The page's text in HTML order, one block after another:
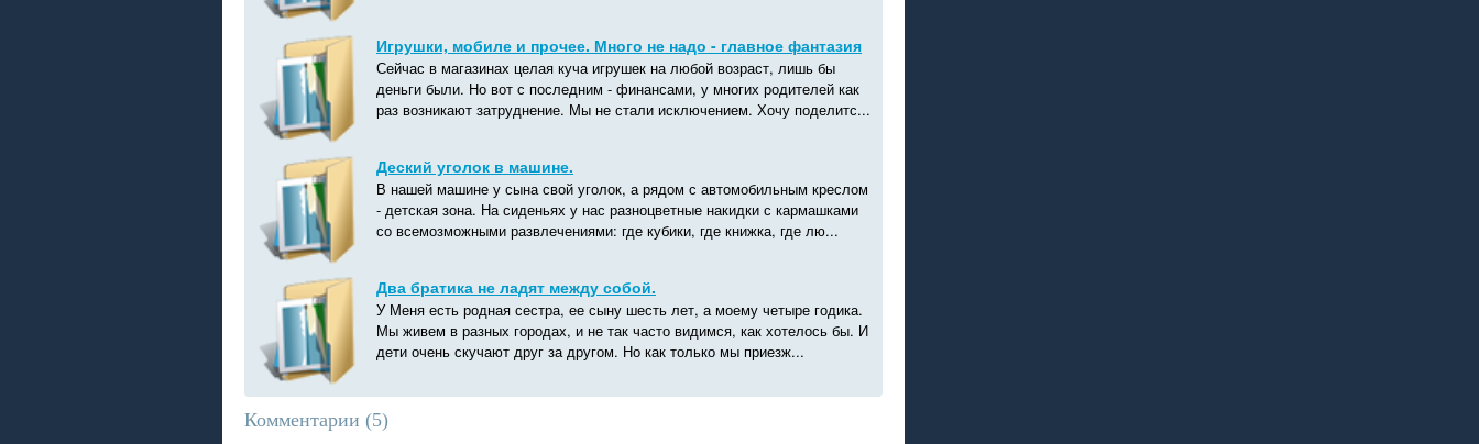
Игрушки, мобиле и прочее. Много не надо - главное фантазия
Сейчас в магазинах целая куча игрушек на любой возраст, лишь бы
деньги были. Но вот с последним - финансами, у многих родителей как
раз возникают затруднение. Мы не стали исключением. Хочу поделитс...
Деский уголок в машине.
В нашей машине у сына свой уголок, а рядом с автомобильным креслом
- детская зона. На сиденьях у нас разноцветные накидки с кармашками
со всемозможными развлечениями: где кубики, где книжка, где лю...
Два братика не ладят между собой.
У Меня есть родная сестра, ее сыну шесть лет, а моему четыре годика.
Мы живем в разных городах, и не так часто видимся, как хотелось бы. И
дети очень скучают друг за другом. Но как только мы приезж...
Комментарии (5)